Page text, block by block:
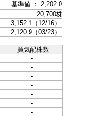
基準値 ： 2,202.0
20,700株
3,152.1（12/16）
2,120.9（03/23）
買気配株数
-
-
-
-
-
-
-